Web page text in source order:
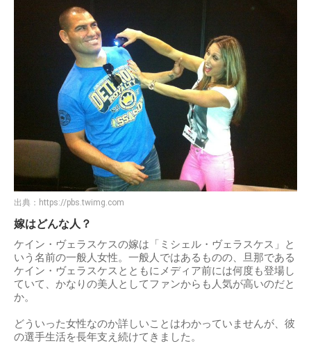
出典： https://pbs.twimg.com
嫁はどんな人？
ケイン・ヴェラスケスの嫁は「ミシェル・ヴェラスケス」と
いう名前の一般人女性。一般人ではあるものの、旦那である
ケイン・ヴェラスケスとともにメディア前には何度も登場し
ていて、かなりの美人としてファンからも人気が高いのだと
か。
どういった女性なのか詳しいことはわかっていませんが、彼
の選手生活を長年支え続けてきました。